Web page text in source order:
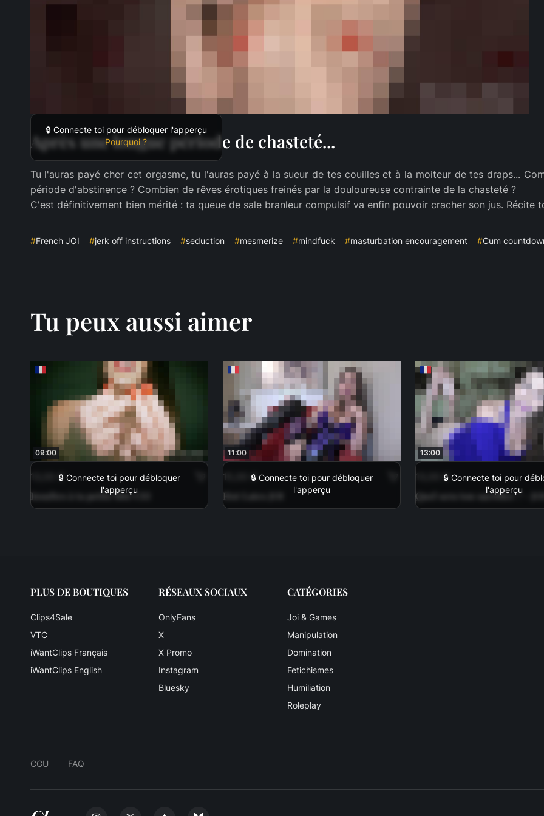
🔒 Connecte toi pour débloquer l'apperçu
Pourquoi ?
Après une longue période de chasteté...
Tu l'auras payé cher cet orgasme, tu l'auras payé à la sueur de tes couilles et à la moiteur de tes draps...
période d'abstinence ? Combien de rêves érotiques freinés par la douloureuse contrainte de la chasteté ?
C'est définitivement bien mérité : ta queue de sale branleur compulsif va enfin pouvoir cracher son jus. Récite
#French JOI #jerk off instructions #seduction #mesmerize #mindfuck #masturbation encouragement #Cum
Tu peux aussi aimer
09:00
🔒 Connecte toi pour débloquer
l'apperçu
13,00 €
Insultes à ta petite bite CEI
11:00
🔒 Connecte toi pour débloquer
l'apperçu
15,00 €
Hot Latex JOI
13:00
🔒 Connecte toi pour
l'apperçu
13,00 €
Quel sera ton sacrifice ? - JOI
PLUS DE BOUTIQUES
Clips4Sale
VTC
iWantClips Français
iWantClips English
RÉSEAUX SOCIAUX
OnlyFans
X
X Promo
Instagram
Bluesky
CATÉGORIES
Joi & Games
Manipulation
Domination
Fetichismes
Humiliation
Roleplay
CGU FAQ